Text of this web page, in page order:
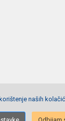
naših